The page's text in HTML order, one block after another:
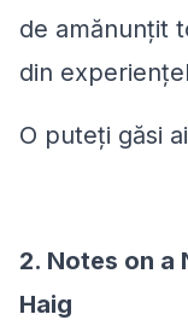
de amănunțit
din
O puteți găsi
2. Notes on a
Haig